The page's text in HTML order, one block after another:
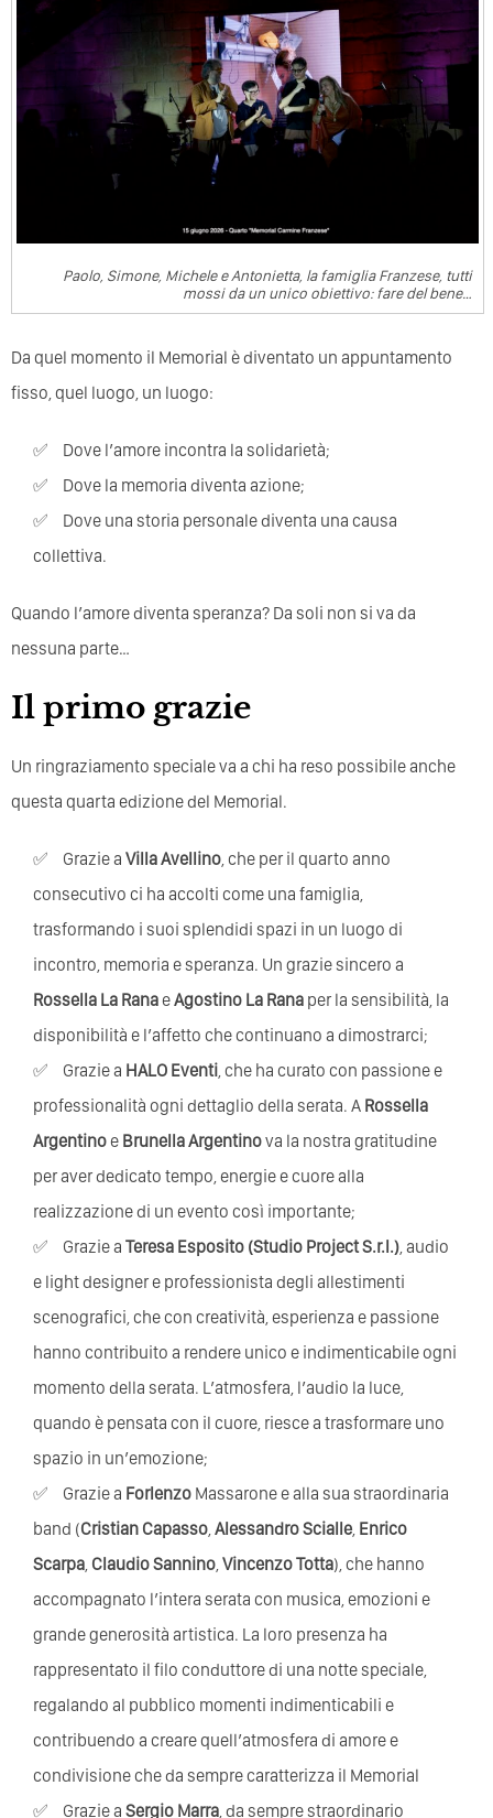
Paolo, Simone, Michele e Antonietta, la famiglia Franzese, tutti
mossi da un unico obiettivo: fare del bene…
Da quel momento il Memorial è diventato un appuntamento
fisso, quel luogo, un luogo:
Dove l’amore incontra la solidarietà;
Dove la memoria diventa azione;
Dove una storia personale diventa una causa
collettiva.
Quando l’amore diventa speranza? Da soli non si va da
nessuna parte…
Il primo grazie
Un ringraziamento speciale va a chi ha reso possibile anche
questa quarta edizione del Memorial.
Grazie a Villa Avellino, che per il quarto anno
consecutivo ci ha accolti come una famiglia,
trasformando i suoi splendidi spazi in un luogo di
incontro, memoria e speranza. Un grazie sincero a
Rossella La RanaeAgostino La Rana per la sensibilità, la
disponibilità e l’affetto che continuano a dimostrarci;
Grazie a HALO Eventi, che ha curato con passione e
professionalità ogni dettaglio della serata. A Rossella
Argentinoe Brunella Argentinova la nostra gratitudine
per aver dedicato tempo, energie e cuore alla
realizzazione di un evento così importante;
Grazie a Teresa Esposito (Studio Project S.r.l.), audio
e light designer e professionista degli allestimenti
scenografici, che con creatività, esperienza e passione
hanno contribuito a rendere unico e indimenticabile ogni
momento della serata. L’atmosfera, l’audio la luce,
quando è pensata con il cuore, riesce a trasformare uno
spazio in un’emozione;
Grazie a Forlenzo Massarone e alla sua straordinaria
band (Cristian Capasso,Alessandro Scialle, Enrico
Scarpa, Claudio Sannino,Vincenzo Totta), che hanno
accompagnato l’intera serata con musica, emozioni e
grande generosità artistica. La loro presenza ha
rappresentato il filo conduttore di una notte speciale,
regalando al pubblico momenti indimenticabili e
contribuendo a creare quell’atmosfera di amore e
condivisione che da sempre caratterizza il Memorial
Grazie a Sergio Marra, da sempre straordinario